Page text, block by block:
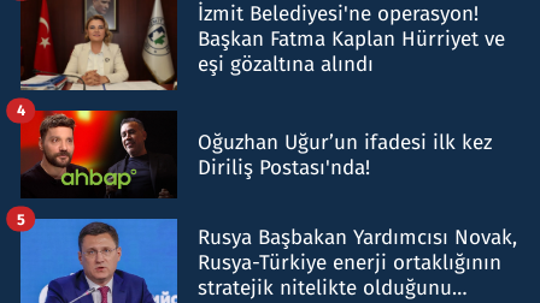
İzmit Belediyesi'ne operasyon!
Başkan Fatma Kaplan Hürriyet ve
eşi gözaltına alındı
Oğuzhan Uğur’un ifadesi ilk kez
Diriliş Postası'nda!
4
Rusya Başbakan Yardımcısı Novak,
Rusya-Türkiye enerji ortaklığının
stratejik nitelikte olduğunu
5